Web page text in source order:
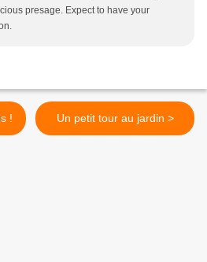
presage. Expect to have your
! Un petit tour au jardin >